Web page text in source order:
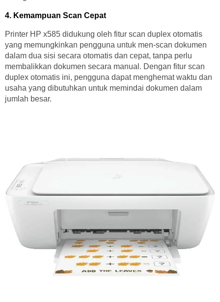
4. Kemampuan Scan Cepat
Printer HP x585 didukung oleh fitur scan duplex otomatis
yang memungkinkan pengguna untuk men-scan dokumen
dalam dua sisi secara otomatis dan cepat, tanpa perlu
membalikkan dokumen secara manual. Dengan fitur scan
duplex otomatis ini, pengguna dapat menghemat waktu dan
usaha yang dibutuhkan untuk memindai dokumen dalam
jumlah besar.